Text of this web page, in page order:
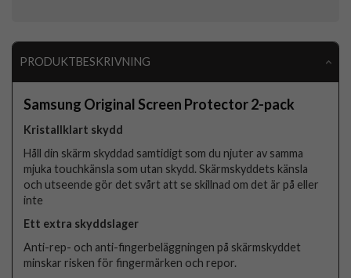
PRODUKTBESKRIVNING
Samsung Original Screen Protector 2-pack
Kristallklart skydd
Håll din skärm skyddad samtidigt som du njuter av samma
mjuka touchkänsla som utan skydd. Skärmskyddets känsla
och utseende gör det svårt att se skillnad om det är på eller
inte
Ett extra skyddslager
Anti-rep- och anti-fingerbeläggningen på skärmskyddet
minskar risken för fingermärken och repor.